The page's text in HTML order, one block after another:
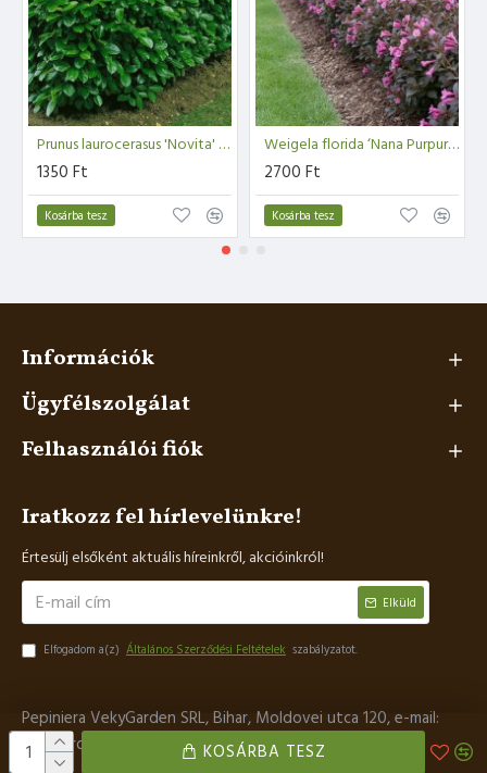
KOSÁRBA TESZ
Prunus laurocerasus 'Novita' - Babérmeggy 30-40cm
1350 Ft
Kosárba tesz
Weigela florida ‘Nana Purpurea’ - Rózsalonc
2700 Ft
Kosárba tesz
Információk
Ügyfélszolgálat
Felhasználói fiók
Iratkozz fel hírlevelünkre!
Értesülj elsőként aktuális híreinkről, akcióinkról!
Elküld
Elfogadom a(z) Általános Szerződési Feltételek szabályzatot.
Pepiniera VekyGarden SRL, Bihar, Moldovei utca 120, e-mail:
vekygardenhu@gmail.com, tel.: +36 70 557 6005